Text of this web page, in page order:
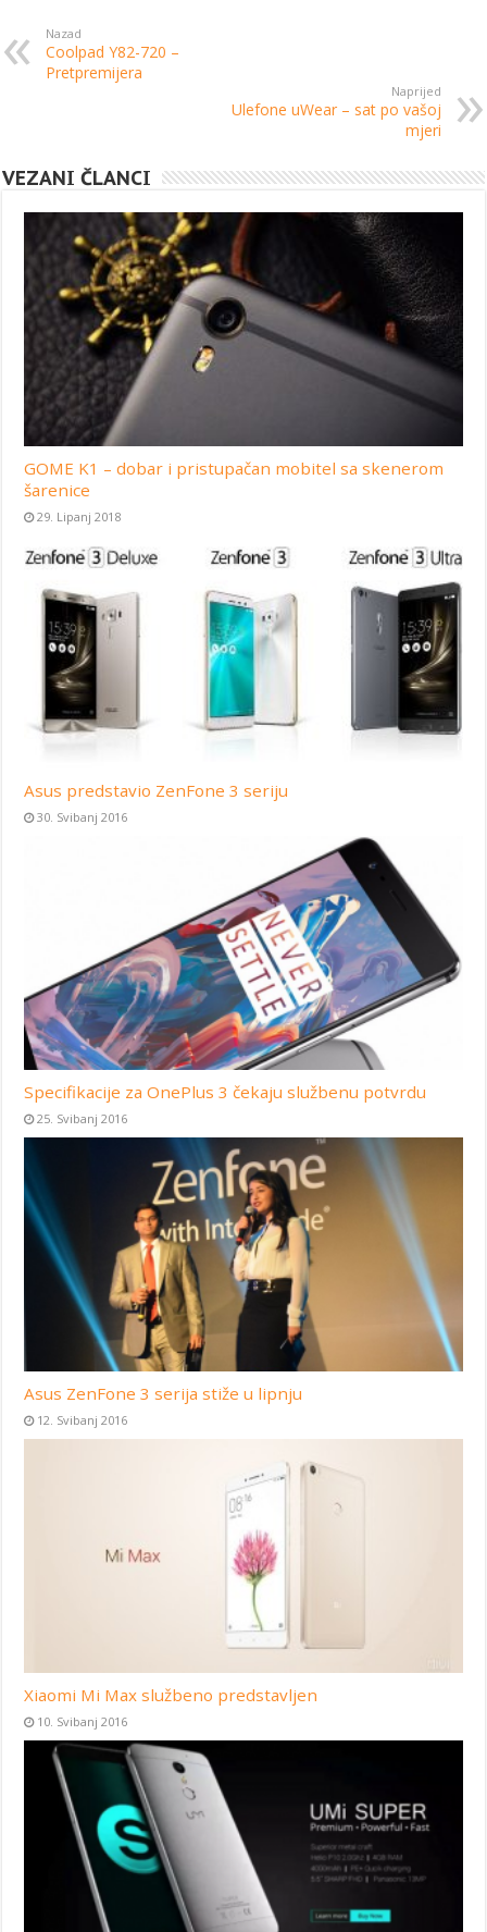
Nazad
Coolpad Y82-720 –
Pretpremijera
Naprijed
Ulefone uWear – sat po vašoj
mjeri
VEZANI ČLANCI
GOME K1 – dobar i pristupačan mobitel sa skenerom
šarenice
29. Lipanj 2018
Asus predstavio ZenFone 3 seriju
30. Svibanj 2016
Specifikacije za OnePlus 3 čekaju službenu potvrdu
25. Svibanj 2016
Asus ZenFone 3 serija stiže u lipnju
12. Svibanj 2016
Xiaomi Mi Max službeno predstavljen
10. Svibanj 2016